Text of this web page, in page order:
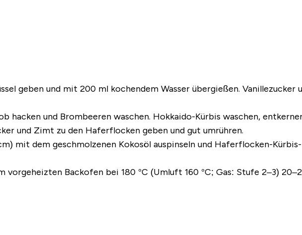
geben und mit 200 ml kochendem Wasser übergießen. Vanillezucker
hacken und Brombeeren waschen. Hokkaido-Kürbis waschen,
und Zimt zu den Haferflocken geben und gut umrühren.
mit dem geschmolzenen Kokosöl auspinseln und Haferflocken-
Backofen bei 180 °C (Umluft 160 °C; Gas: Stufe 2–3)